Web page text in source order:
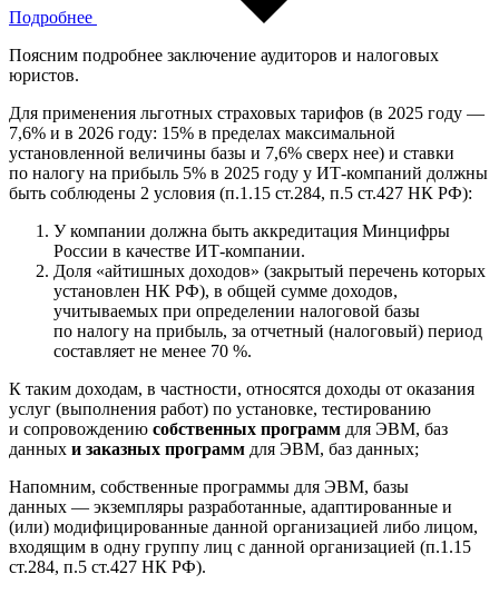
Подробнее
Поясним подробнее заключение аудиторов и налоговых
юристов.
Для применения льготных страховых тарифов (в 2025 году —
7,6% и в 2026 году: 15% в пределах максимальной
установленной величины базы и 7,6% сверх нее) и ставки
по налогу на прибыль 5% в 2025 году у ИТ-компаний должны
быть соблюдены 2 условия (п.1.15 ст.284, п.5 ст.427 НК РФ):
У компании должна быть аккредитация Минцифры
России в качестве ИТ-компании.
Доля «айтишных доходов» (закрытый перечень которых
установлен НК РФ), в общей сумме доходов,
учитываемых при определении налоговой базы
по налогу на прибыль, за отчетный (налоговый) период
составляет не менее 70 %.
К таким доходам, в частности, относятся доходы от оказания
услуг (выполнения работ) по установке, тестированию
и сопровождению собственных программ для ЭВМ, баз
данных и заказных программ для ЭВМ, баз данных;
Напомним, собственные программы для ЭВМ, базы
данных — экземпляры разработанные, адаптированные и
(или) модифицированные данной организацией либо лицом,
входящим в одну группу лиц с данной организацией (п.1.15
ст.284, п.5 ст.427 НК РФ).